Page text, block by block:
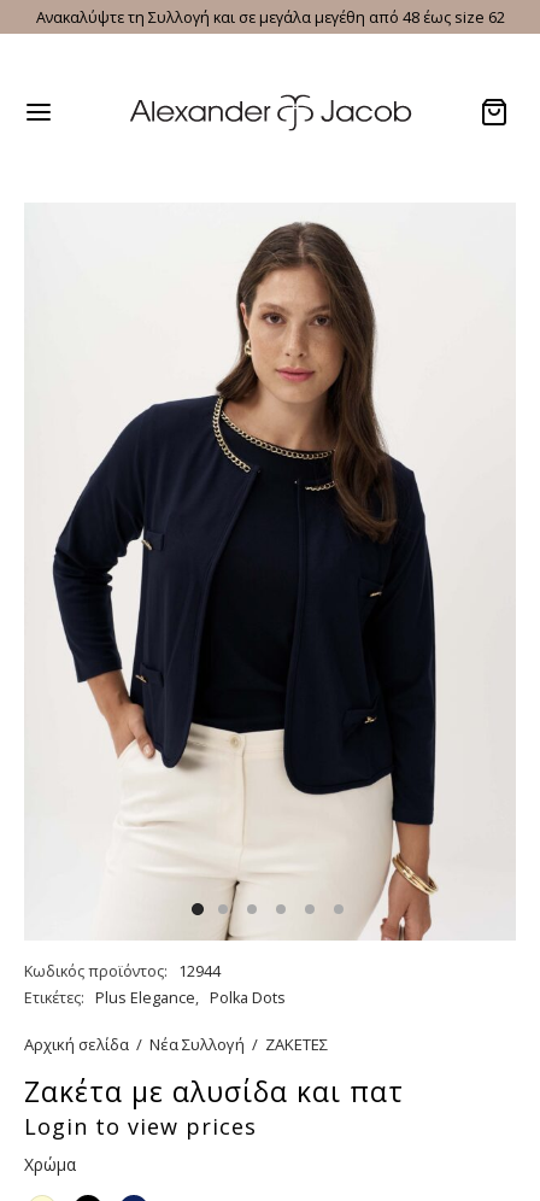
Ανακαλύψτε τη Συλλογή και σε μεγάλα μεγέθη από 48 έως size 62
Κωδικός προϊόντος:
12944
Ετικέτες: Plus Elegance, Polka Dots
Αρχική σελίδα / Νέα Συλλογή / ΖΑΚΕΤΕΣ
Ζακέτα με αλυσίδα και πατ
Login to view prices
Χρώμα